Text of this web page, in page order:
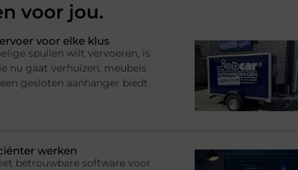
voor jou.
voor elke klus
spullen wilt vervoeren, is
nu gaat verhuizen, meubels
gesloten aanhanger biedt
werken
betrouwbare software voor